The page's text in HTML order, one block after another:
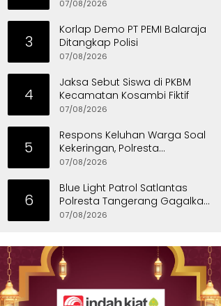
07/08/2026
3
Korlap Demo PT PEMI Balaraja
Ditangkap Polisi
07/08/2026
4
Jaksa Sebut Siswa di PKBM
Kecamatan Kosambi Fiktif
07/08/2026
5
Respons Keluhan Warga Soal
Kekeringan, Polresta
Tangerang Salurkan Bantuan
07/08/2026
6
Blue Light Patrol Satlantas
Polresta Tangerang Gagalkan
Aksi Curanmor, Dua Pria
07/08/2026